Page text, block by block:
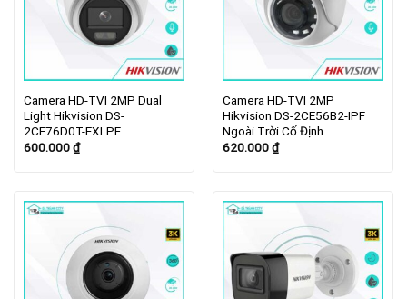
Camera HD-TVI 2MP Dual
Light Hikvision DS-
2CE76D0T-EXLPF
600.000₫
Camera HD-TVI 2MP
Hikvision DS-2CE56B2-IPF
Ngoài Trời Cố Định
620.000₫